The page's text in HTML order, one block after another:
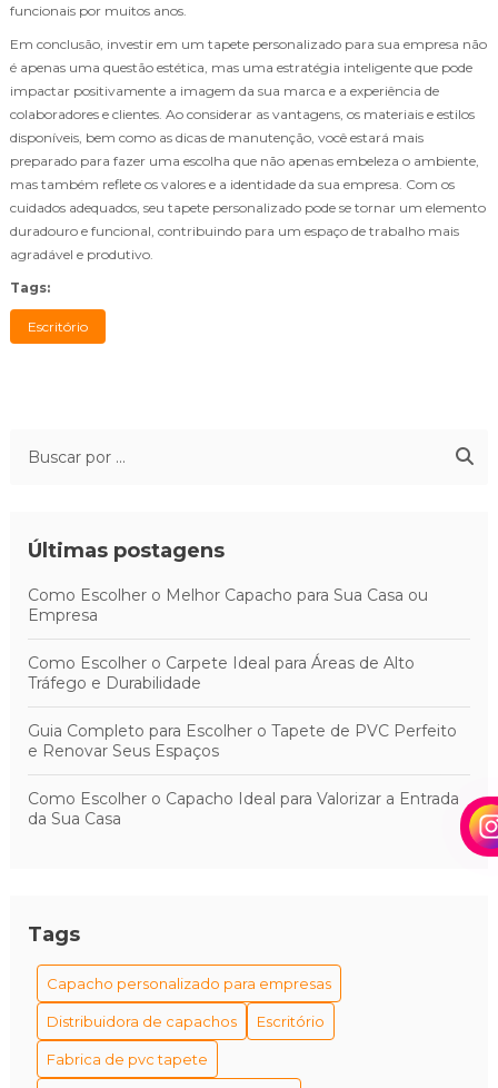
funcionais por muitos anos.
Em conclusão, investir em um tapete personalizado para sua empresa não
é apenas uma questão estética, mas uma estratégia inteligente que pode
impactar positivamente a imagem da sua marca e a experiência de
colaboradores e clientes. Ao considerar as vantagens, os materiais e estilos
disponíveis, bem como as dicas de manutenção, você estará mais
preparado para fazer uma escolha que não apenas embeleza o ambiente,
mas também reflete os valores e a identidade da sua empresa. Com os
cuidados adequados, seu tapete personalizado pode se tornar um elemento
duradouro e funcional, contribuindo para um espaço de trabalho mais
agradável e produtivo.
Tags:
Escritório
Últimas postagens
Como Escolher o Melhor Capacho para Sua Casa ou
Empresa
Como Escolher o Carpete Ideal para Áreas de Alto
Tráfego e Durabilidade
Guia Completo para Escolher o Tapete de PVC Perfeito
e Renovar Seus Espaços
Como Escolher o Capacho Ideal para Valorizar a Entrada
da Sua Casa
Tags
Capacho personalizado para empresas
Distribuidora de capachos Escritório
Fabrica de pvc tapete